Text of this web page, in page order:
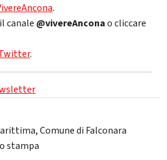
.
canale @vivereAnconao cliccare
.
,Comune di Falconara
stampa